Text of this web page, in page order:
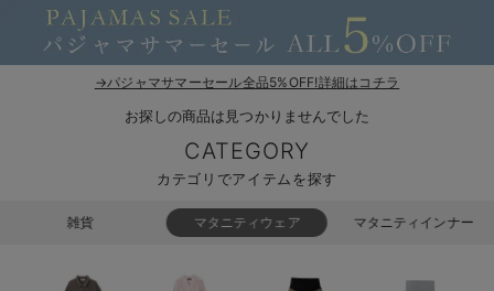
マタニティ トップス
マタニティ アウター（コート）・ママコート
マタニティ 授乳 キャミソール
産褥ショーツ
マタニティ フォーマル パンツ・ボトムス
【アウトレット】パジャマ
【アウトレット】インナー
コットン素材
冷房対策
快適機能ウェア特集 トップス
パジャマ
ツィード派
セット
ワーク・オフィス
女の子におススメの
何枚あっても嬉しい
レギンス・タイツ
→パジャマサマーセール全品5%OFF!詳細はコチラ
お探しの商品は見つかりませんでした
CATEGORY
カテゴリでアイテムを探す
雑貨 マタニティウェア マタニティインナー